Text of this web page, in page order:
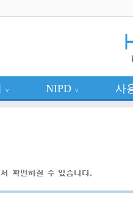
∨ NIPD ∨ 사